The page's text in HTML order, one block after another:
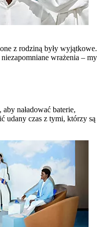
z rodziną były wyjątkowe.
wrażenia – my
naładować baterie,
udany czas z tymi, którzy są